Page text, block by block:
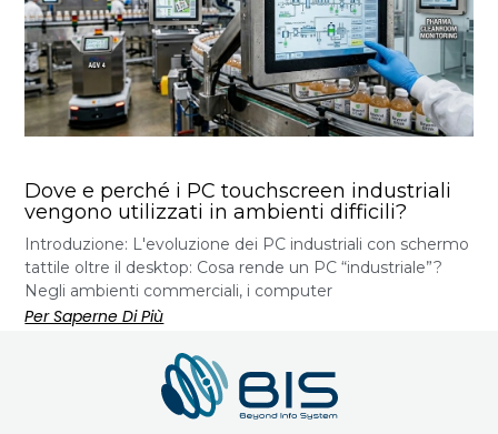
Dove e perché i PC touchscreen industriali
vengono utilizzati in ambienti difficili?
Introduzione: L'evoluzione dei PC industriali con schermo
tattile oltre il desktop: Cosa rende un PC “industriale”?
Negli ambienti commerciali, i computer
Per Saperne Di Più